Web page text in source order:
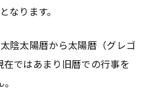
なります。
陰太陽暦から太陽暦（グレゴ
ではあまり旧暦での行事を